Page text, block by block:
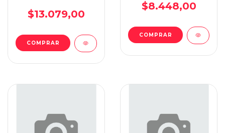
$13.079,00
COMPRAR
$8.448,00
COMPRAR